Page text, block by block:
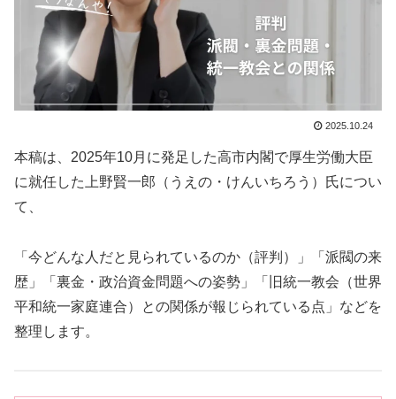
2025.10.24
本稿は、2025年10月に発足した高市内閣で厚生労働大臣
に就任した上野賢一郎（うえの・けんいちろう）氏につい
て、
「今どんな人だと見られているのか（評判）」「派閥の来
歴」「裏金・政治資金問題への姿勢」「旧統一教会（世界
平和統一家庭連合）との関係が報じられている点」などを
整理します。